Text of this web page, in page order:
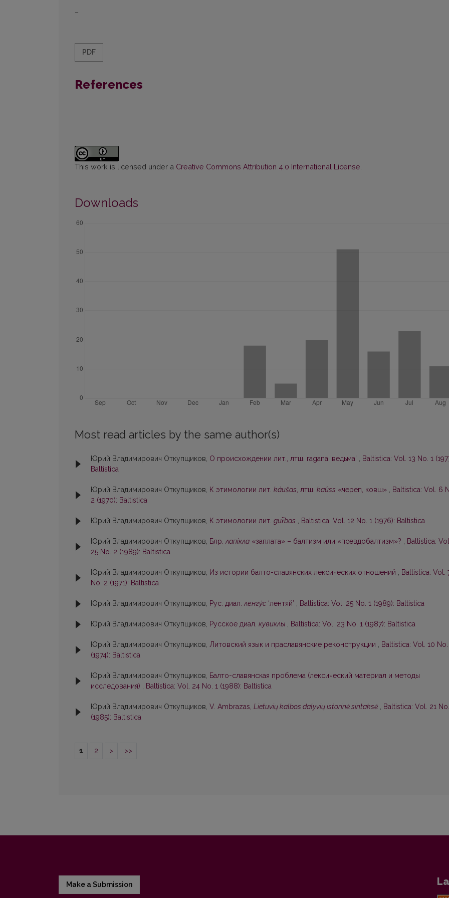
–
PDF
References
This work is licensed under a Creative Commons Attribution 4.0 International License
Downloads
Most read articles by the same author(s)
Юрий Владимирович Откупщиков, О происхождении лит., лтш. ragana ‘ведьма’ , Baltistica: Vol. 13 No. 1
Baltistica
Юрий Владимирович Откупщиков, К этимологии лит. káušas, лтш. kaûss «череп, ковш» , Baltistica: Vol. 6
2 (1970): Baltistica
Юрий Владимирович Откупщиков, К этимологии лит. gur̃bas , Baltistica: Vol. 12 No. 1 (1976): Baltistica
Юрий Владимирович Откупщиков, Блр. лапiкла «заплата» – балтизм или «псевдобалтизм»? , Baltistica:
25 No. 2 (1989): Baltistica
Юрий Владимирович Откупщиков, Из истории балто-славянских лексических отношений , Baltistica: Vol.
No. 2 (1971): Baltistica
Юрий Владимирович Откупщиков, Рус. диал. ленгу́с ‘лентяй’ , Baltistica: Vol. 25 No. 1 (1989): Baltistica
Юрий Владимирович Откупщиков, Русское диал. кувиклы , Baltistica: Vol. 23 No. 1 (1987): Baltistica
Юрий Владимирович Откупщиков, Литовский язык и праславянские реконструкции , Baltistica: Vol. 10 No.
(1974): Baltistica
Юрий Владимирович Откупщиков, Балто-славянская проблема (лексический материал и методы
исследования) , Baltistica: Vol. 24 No. 1 (1988): Baltistica
Юрий Владимирович Откупщиков, V. Ambrazas, Lietuvių kalbos dalyvių istorinė sintaksė , Baltistica: Vol. 21
(1985): Baltistica
1 2 > >>
Make a Submission